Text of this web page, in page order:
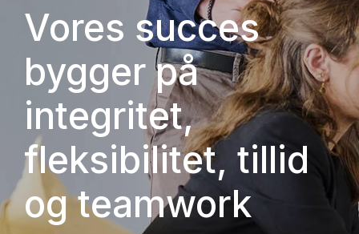
Vores succes
bygger på
integritet,
fleksibilitet, tillid
og teamwork